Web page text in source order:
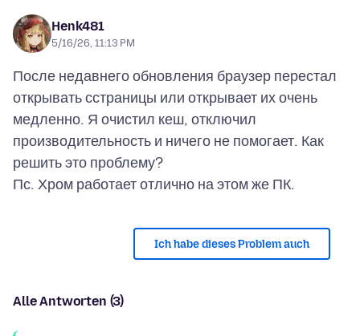
Henk481
5/16/26, 11:13 PM
После недавнего обновления браузер перестал
открывать сстраницы или открывает их очень
медленно. Я очистил кеш, отключил
производительность и ничего не помогает. Как
решить это проблему?
Ich habe dieses Problem auch
Alle Antworten (3)